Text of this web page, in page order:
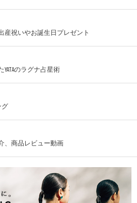
産祝いやお誕生日プレゼント
のラグナ占星術
グ
、商品レビュー動画